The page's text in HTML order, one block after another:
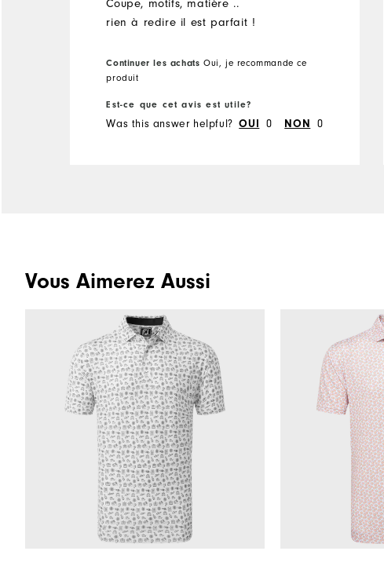
Coupe, motifs, matière ..
rien à redire il est parfait !
Continuer les achats Oui, je recommande ce
produit
Est-ce que cet avis est utile?
Was this answer helpful? OUI 0 NON 0
Vous Aimerez Aussi